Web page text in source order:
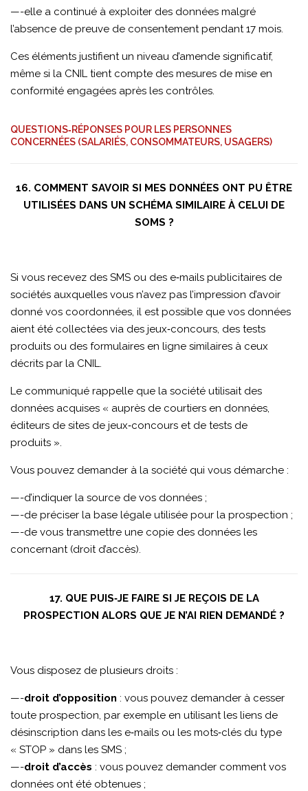
—-elle a continué à exploiter des données malgré
l’absence de preuve de consentement pendant 17 mois.
Ces éléments justifient un niveau d’amende significatif,
même si la CNIL tient compte des mesures de mise en
conformité engagées après les contrôles.
QUESTIONS‑RÉPONSES POUR LES PERSONNES
CONCERNÉES (SALARIÉS, CONSOMMATEURS, USAGERS)
16. COMMENT SAVOIR SI MES DONNÉES ONT PU ÊTRE
UTILISÉES DANS UN SCHÉMA SIMILAIRE À CELUI DE
SOMS ?
Si vous recevez des SMS ou des e‑mails publicitaires de
sociétés auxquelles vous n’avez pas l’impression d’avoir
donné vos coordonnées, il est possible que vos données
aient été collectées via des jeux‑concours, des tests
produits ou des formulaires en ligne similaires à ceux
décrits par la CNIL.
Le communiqué rappelle que la société utilisait des
données acquises « auprès de courtiers en données,
éditeurs de sites de jeux‑concours et de tests de
produits ».
Vous pouvez demander à la société qui vous démarche :
—-d’indiquer la source de vos données ;
—-de préciser la base légale utilisée pour la prospection ;
—-de vous transmettre une copie des données les
concernant (droit d’accès).
17. QUE PUIS‑JE FAIRE SI JE REÇOIS DE LA
PROSPECTION ALORS QUE JE N’AI RIEN DEMANDÉ ?
Vous disposez de plusieurs droits :
—-droit d’opposition : vous pouvez demander à cesser
toute prospection, par exemple en utilisant les liens de
désinscription dans les e‑mails ou les mots‑clés du type
« STOP » dans les SMS ;
—-droit d’accès : vous pouvez demander comment vos
données ont été obtenues ;